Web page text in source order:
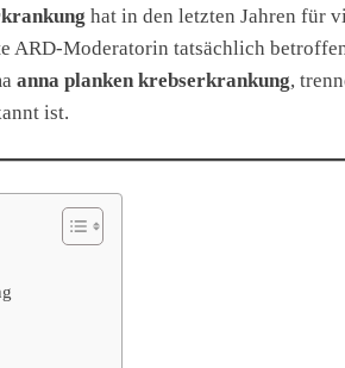
hat in den letzten Jahren für
ARD‑Moderatorin tatsächlich
anna planken krebserkrankung,
ist.